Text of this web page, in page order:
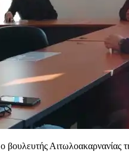
βουλευτής Αιτωλοακαρνανίας